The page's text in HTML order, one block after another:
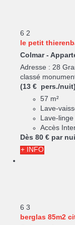
6 2
le petit
Colmar -
Adresse : 28
classé
(13 € pers./nuit)
57 m²
Lave-
Lave-linge
Accès
Dès 80 € par
+ INFO
6 3
berglas 85m2